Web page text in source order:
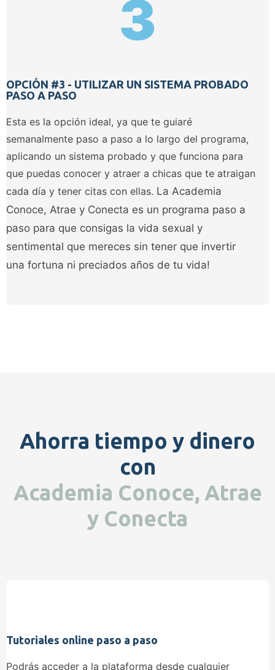
3
OPCIÓN #3 - UTILIZAR UN SISTEMA PROBADO
PASO A PASO
Esta es la opción ideal, ya que te guiaré
semanalmente paso a paso a lo largo del programa,
aplicando un sistema probado y que funciona para
que puedas conocer y atraer a chicas que te atraigan
cada día y tener citas con ellas. La Academia
Conoce, Atrae y Conecta es un programa paso a
paso para que consigas la vida sexual y
sentimental que mereces sin tener que invertir
una fortuna ni preciados años de tu vida!
Ahorra tiempo y dinero
con
Academia Conoce, Atrae
y Conecta
Tutoriales online paso a paso
Podrás acceder a la plataforma desde cualquier